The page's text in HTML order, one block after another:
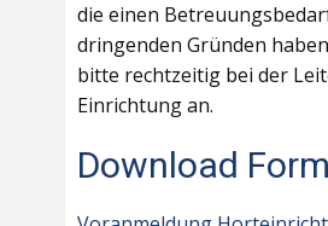
die einen
dringenden Gründen
bitte rechtzeitig bei der
Einrichtung an.
Download